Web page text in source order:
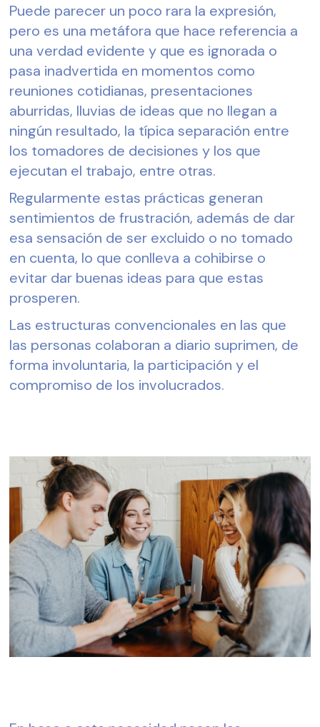
Puede parecer un poco rara la expresión,
pero es una metáfora que hace referencia a
una verdad evidente y que es ignorada o
pasa inadvertida en momentos como
reuniones cotidianas, presentaciones
aburridas, lluvias de ideas que no llegan a
ningún resultado, la típica separación entre
los tomadores de decisiones y los que
ejecutan el trabajo, entre otras.
Regularmente estas prácticas generan
sentimientos de frustración, además de dar
esa sensación de ser excluido o no tomado
en cuenta, lo que conlleva a cohibirse o
evitar dar buenas ideas para que estas
prosperen.
Las estructuras convencionales en las que
las personas colaboran a diario suprimen, de
forma involuntaria, la participación y el
compromiso de los involucrados.